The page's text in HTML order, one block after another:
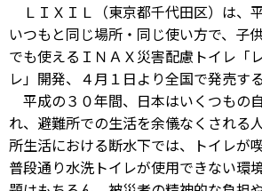
ＬＩＸＩＬ（東京都千代田区）は、
いつもと同じ場所・同じ使い方で、子
でも使えるＩＮＡＸ災害配慮トイレ「
レ」開発、４月１日より全国で発売する
平成の３０年間、日本はいくつもの
れ、避難所での生活を余儀なくされる
所生活における断水下では、トイレが
普段通り水洗トイレが使用できない環